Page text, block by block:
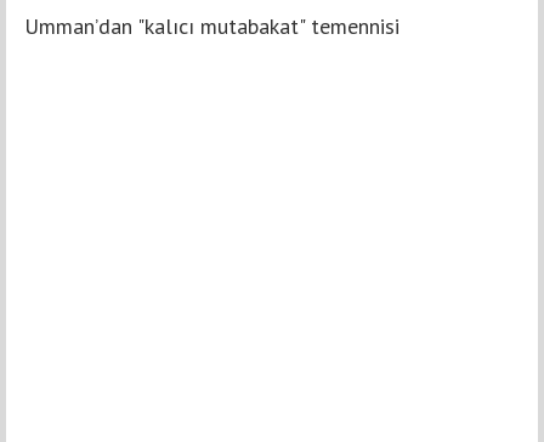
Umman’dan "kalıcı mutabakat" temennisi